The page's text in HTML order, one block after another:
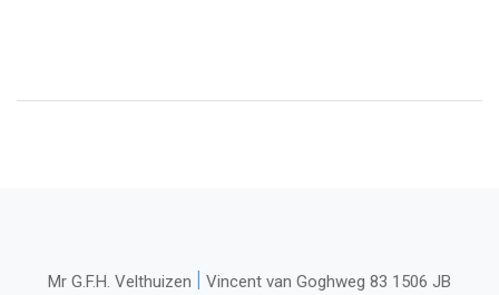
Mr G.F.H. Velthuizen | Vincent van Goghweg 83 1506 JB